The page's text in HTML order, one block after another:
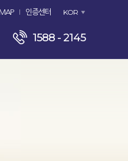
인증센터 KOR
1588 - 2145